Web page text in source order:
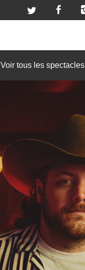
Voir tous les spectacles